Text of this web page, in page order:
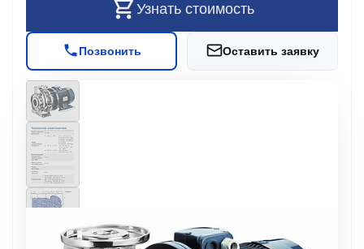
Узнать стоимость
Позвонить Оставить заявку